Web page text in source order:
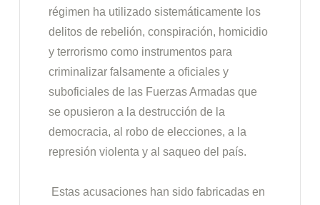
régimen ha utilizado sistemáticamente los
delitos de rebelión, conspiración, homicidio
y terrorismo como instrumentos para
criminalizar falsamente a oficiales y
suboficiales de las Fuerzas Armadas que
se opusieron a la destrucción de la
democracia, al robo de elecciones, a la
represión violenta y al saqueo del país.
Estas acusaciones han sido fabricadas en